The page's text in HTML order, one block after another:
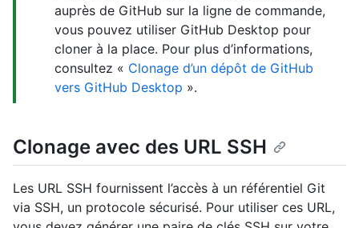
auprès de GitHub sur la ligne de commande,
vous pouvez utiliser GitHub Desktop pour
cloner à la place. Pour plus d’informations,
consultez « Clonage d’un dépôt de GitHub
vers GitHub Desktop ».
Clonage avec des URL SSH
Les URL SSH fournissent l’accès à un référentiel Git
via SSH, un protocole sécurisé. Pour utiliser ces URL,